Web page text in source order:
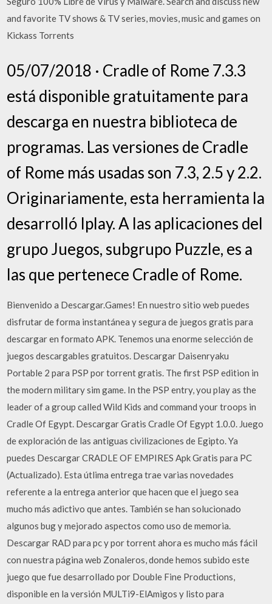
and favorite TV shows & TV series, movies, music and games on
Kickass Torrents
05/07/2018 · Cradle of Rome 7.3.3
está disponible gratuitamente para
descarga en nuestra biblioteca de
programas. Las versiones de Cradle
of Rome más usadas son 7.3, 2.5 y 2.2.
Originariamente, esta herramienta la
desarrolló Iplay. A las aplicaciones del
grupo Juegos, subgrupo Puzzle, es a
las que pertenece Cradle of Rome.
Bienvenido a Descargar.Games! En nuestro sitio web puedes
disfrutar de forma instantánea y segura de juegos gratis para
descargar en formato APK. Tenemos una enorme selección de
juegos descargables gratuitos. Descargar Daisenryaku
Portable 2 para PSP por torrent gratis. The first PSP edition in
the modern military sim game. In the PSP entry, you play as the
leader of a group called Wild Kids and command your troops in
Cradle Of Egypt. Descargar Gratis Cradle Of Egypt 1.0.0. Juego
de exploración de las antiguas civilizaciones de Egipto. Ya
puedes Descargar CRADLE OF EMPIRES Apk Gratis para PC
(Actualizado). Esta útlima entrega trae varias novedades
referente a la entrega anterior que hacen que el juego sea
mucho más adictivo que antes. También se han solucionado
algunos bug y mejorado aspectos como uso de memoria.
Descargar RAD para pc y por torrent ahora es mucho más fácil
con nuestra página web Zonaleros, donde hemos subido este
juego que fue desarrollado por Double Fine Productions,
disponible en la versión MULTi9-ElAmigos y listo para